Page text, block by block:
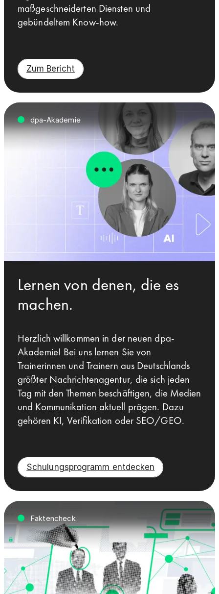
maßgeschneiderten Diensten und
gebündeltem Know-how.
Zum Bericht
dpa-Akademie
Lernen von denen, die es
machen.
Herzlich willkommen in der neuen dpa-
Akademie! Bei uns lernen Sie von
Trainerinnen und Trainern aus Deutschlands
größter Nachrichtenagentur, die sich jeden
Tag mit den Themen beschäftigen, die Medien
und Kommunikation aktuell prägen. Dazu
gehören KI, Verifikation oder SEO/GEO.
Schulungsprogramm entdecken
Faktencheck